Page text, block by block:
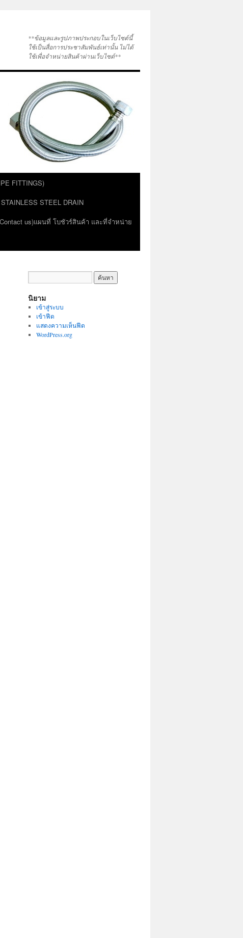
**ข้อมูลและรูปภาพประกอบในเว็บไซต์นี้
ใช้เป็นสื่อการประชาสัมพันธ์เท่านั้น ไม่ได้
ใช้เพื่อจำหน่ายสินค้าผ่านเว็บไซต์**
FITTINGS)
STEEL DRAIN
us)แผนที่ โบชัวร์สินค้า และที่จำหน่าย
นิยาม
เข้าสู่ระบบ
เข้าฟีด
แสดงความเห็นฟีด
WordPress.org